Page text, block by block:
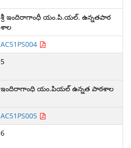
శ్రీ ఇందిరాగాంధీ యం.పి.యల్. ఉన్నతపాఠ
శాల
AC51PS004
5
ఇందిరాగాంధి యం.పియల్ ఉన్నత పాఠశాల
AC51PS005
6